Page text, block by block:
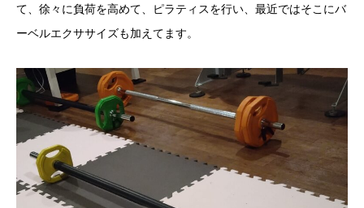
て、徐々に負荷を高めて、ピラティスを行い、最近ではそこにバ
ーベルエクササイズも加えてます。